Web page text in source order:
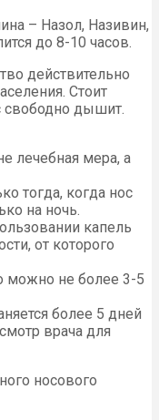
– Назол, Називин,
до 8-10 часов.
действительно
Стоит
свободно дышит.
лечебная мера, а
тогда, когда нос
на ночь.
капель
от которого
можно не более 3-5
более 5 дней
врача для
носового